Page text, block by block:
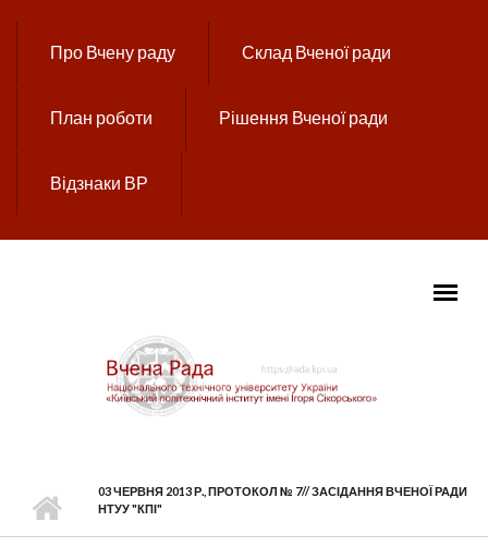
Про Вчену раду Склад Вченої ради
План роботи Рішення Вченої ради
Відзнаки ВР
03 ЧЕРВНЯ 2013 Р., ПРОТОКОЛ № 7// ЗАСІДАННЯ ВЧЕНОЇ РАДИ
НТУУ "КПІ"